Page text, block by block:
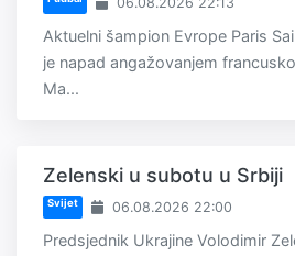
Aktuelni šampion Evrope Paris
je napad angažovanjem
Ma...
Zelenski u subotu u Srbiji
Svijet 06.08.2026 22:00
Predsjednik Ukrajine Volodimir